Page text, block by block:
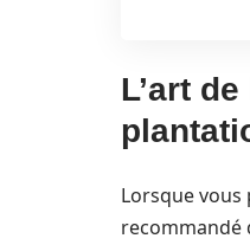
L’art
Lorsque vous
recommandé